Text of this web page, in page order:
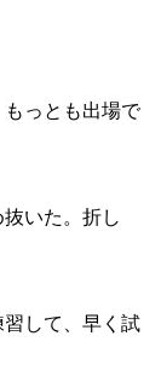
っとも出場で
いた。折し
習して、早く試